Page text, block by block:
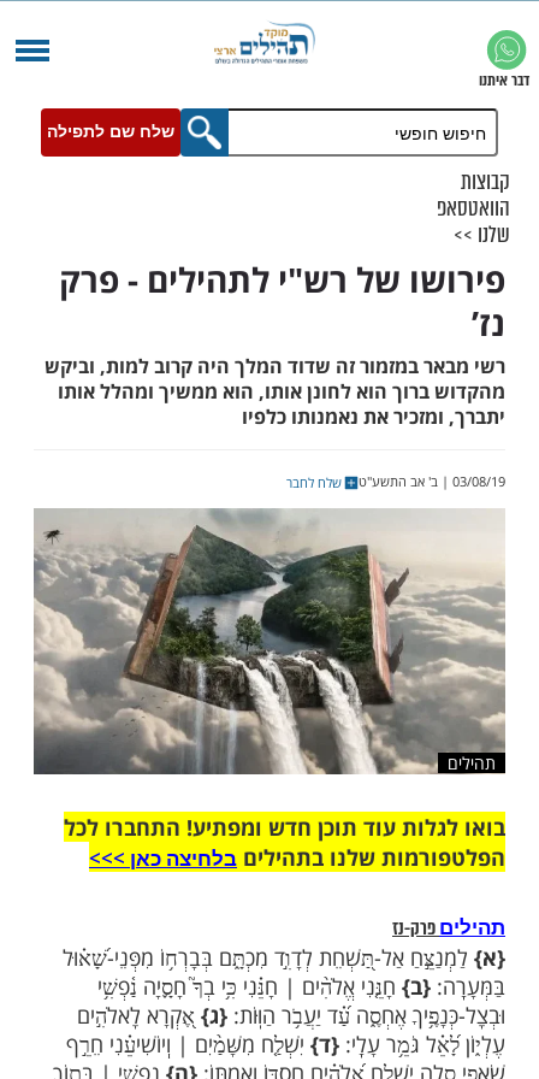
שלח שם לתפילה
של רש"י לתהילים - פרק
הוא לחונן אותו, הוא ממשיך ומהלל אותו
את נאמנותו כלפיו
שלח לחבר
עוד תוכן חדש ומפתיע! התחברו לכל
שלנו בתהיליםבלחיצה כאן >>>​